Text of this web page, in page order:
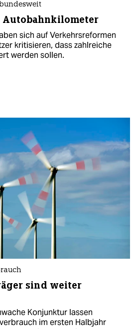
sich auf Verkehrsreformen
kritisieren, dass zahlreiche
werden sollen.
sind weiter
Konjunktur lassen
im ersten Halbjahr